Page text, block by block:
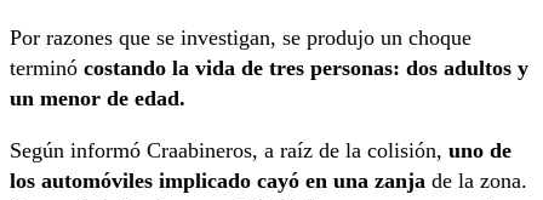
Por razones que se investigan, se produjo un choque
terminó costando la vida de tres personas: dos adultos y
un menor de edad.
Según informó Craabineros, a raíz de la colisión, uno de
los automóviles implicado cayó en una zanja de la zona.